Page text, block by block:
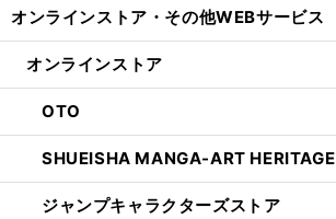
オンラインストア・ その他WEBサービス
オンラインストア
OTO
SHUEISHA MANGA-ART HERITAGE
ジャンプキャラクターズストア